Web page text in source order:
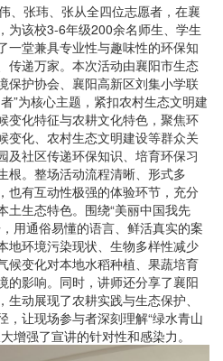
、张玮、张从全四位志愿者，在襄
为该校3-6年级200余名师生、学生
一堂兼具专业性与趣味性的环保知
传递万家。本次活动由襄阳市生态
保护协会、襄阳高新区刘集小学联
”为核心主题，紧扣农村生态文明建
变化特征与农耕文化特色，聚焦环
变化、农村生态文明建设等群众关
及社区传递环保知识、培育环保习
根。整场活动流程清晰、形式多
也有互动性极强的体验环节，充分
土生态特色。围绕“美丽中国我先
用通俗易懂的语言、鲜活真实的案
地环境污染现状、生物多样性减少
候变化对本地水稻种植、果蔬培育
的影响。同时，讲师还分享了襄阳
动展现了农耕实践与生态保护、
，让现场参与者深刻理解“绿水青山
增强了宣讲的针对性和感染力。